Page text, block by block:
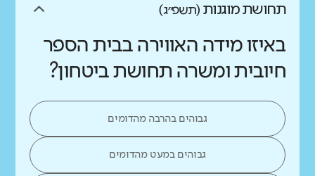
תחושת מוגנות (תשפ״ג)
באיזו מידה האווירה בבית הספר
חיובית ומשרה תחושת ביטחון?
גבוהים בהרבה מהדומים
גבוהים במעט מהדומים